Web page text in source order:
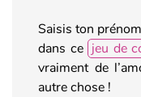
Saisis ton
dans ce jeu de
vraiment de
autre chose !